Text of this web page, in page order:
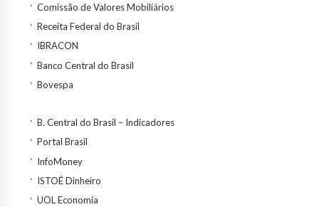
Comissão de Valores Mobiliários
Receita Federal do Brasil
IBRACON
Banco Central do Brasil
Bovespa
B. Central do Brasil – Indicadores
Portal Brasil
InfoMoney
ISTOÉ Dinheiro
UOL Economia